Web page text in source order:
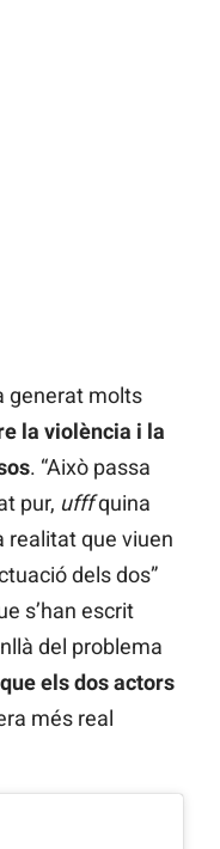
generat molts
la violència i la
. “Això passa
pur, ufffquina
realitat que viuen
dels dos”
s’han escrit
del problema
els dos actors
més real